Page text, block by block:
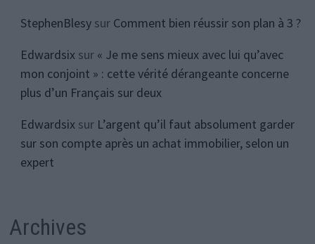
StephenBlesysur Comment bien réussir son plan à 3 ?
Edwardsix sur « Je me sens mieux avec lui qu’avec
mon conjoint » : cette vérité dérangeante concerne
plus d’un Français sur deux
Edwardsix sur L’argent qu’il faut absolument garder
sur son compte après un achat immobilier, selon un
expert
Archives